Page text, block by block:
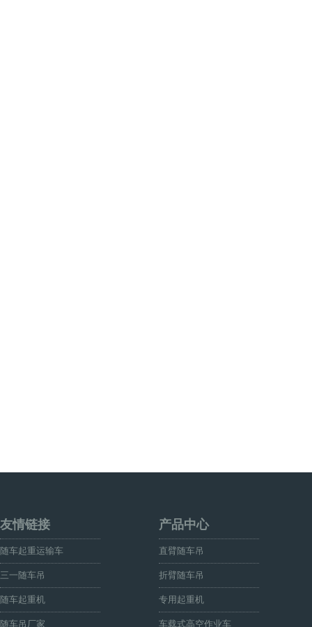
友情链接
随车起重运输车
三一随车吊
随车起重机
随车吊厂家
产品中心
直臂随车吊
折臂随车吊
专用起重机
车载式高空作业车